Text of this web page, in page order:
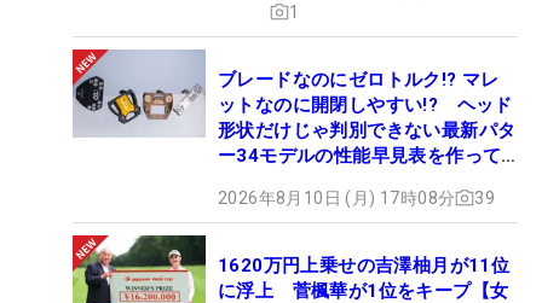
1
ブレードなのにゼロトルク!? マレ
ットなのに開閉しやすい!? ヘッド
形状だけじゃ判別できない最新パタ
ー34モデルの性能早見表を作って
2026年8月10日 (月) 17時08分 39
1620万円上乗せの吉澤柚月が11位
に浮上 菅楓華が1位をキープ【女